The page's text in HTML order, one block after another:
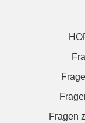
Fragen